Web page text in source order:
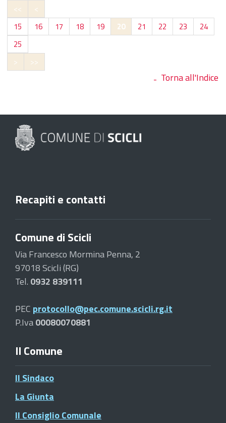
<<
<
15
16 17 18 19 20 21 22 23
24
25
>
>>
Torna all'Indice
Recapiti e contatti
Comune di Scicli
Via Francesco Mormina Penna, 2
97018 Scicli (RG)
Tel. 0932 839111
PEC protocollo@pec.comune.scicli.rg.it
P.Iva00080070881
Il Comune
Il Sindaco
La Giunta
Il Consiglio Comunale